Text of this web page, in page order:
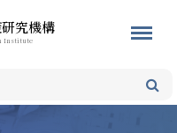
究機構
Institute